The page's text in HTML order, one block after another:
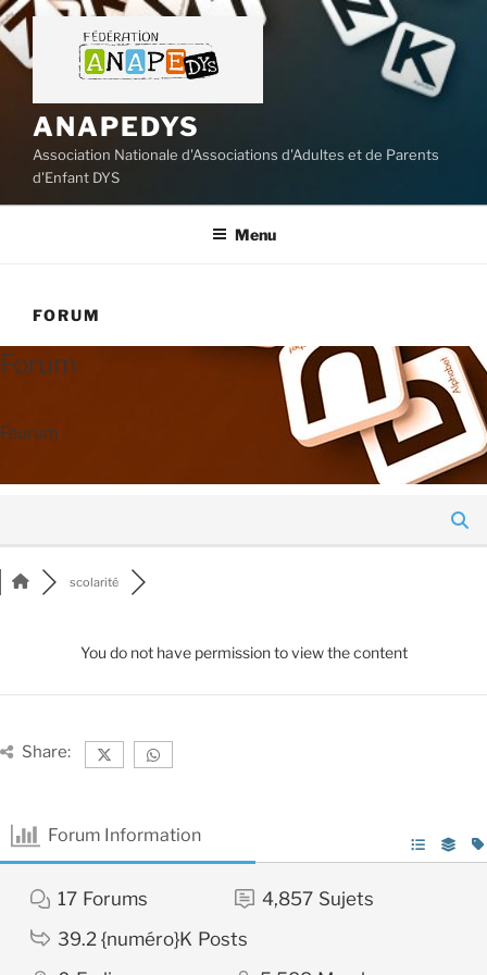
Aller
au
contenu
ANAPEDYS
Association Nationale d'Associations d'Adultes et de Parents
d'Enfant DYS
Menu
FORUM
Forum
Faurum
scolarité
You do not have permission to view the content
Share:
Forum Information
17 Forums 4,857 Sujets
39.2 {numéro}K Posts